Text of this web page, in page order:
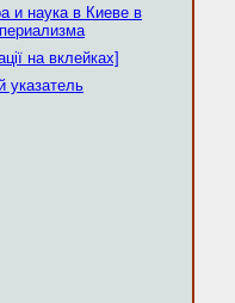
и наука в Киеве в
на вклейках]
указатель